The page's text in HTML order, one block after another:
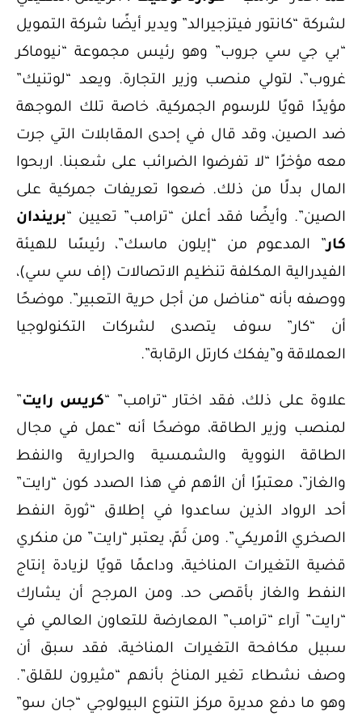
لشركة “كانتور فيتزجيرالد” ويدير أيضًا شركة التمويل
“بي جي سي جروب” وهو رئيس مجموعة “نيوماكر
غروب”، لتولي منصب وزير التجارة. ويعد “لوتنيك”
مؤيدًا قويًا للرسوم الجمركية، خاصة تلك الموجهة
ضد الصين، وقد قال في إحدى المقابلات التي جرت
معه مؤخرًا “لا تفرضوا الضرائب على شعبنا. اربحوا
المال بدلًا من ذلك. ضعوا تعريفات جمركية على
الصين”. وأيضًا فقد أعلن “ترامب” تعيين “ بريندان
كار” المدعوم من “إيلون ماسك”، رئيسًا للهيئة
الفيدرالية المكلفة تنظيم الاتصالات (إف سي سي)،
ووصفه بأنه “مناضل من أجل حرية التعبير”. موضحًا
أن “كار” سوف يتصدى لشركات التكنولوجيا
العملاقة و”يفكك كارتل الرقابة”.
علاوة على ذلك، فقد اختار “ترامب” “ كريس رايت”
لمنصب وزير الطاقة، موضحًا أنه “عمل في مجال
الطاقة النووية والشمسية والحرارية والنفط
والغاز”، معتبرًا أن الأهم في هذا الصدد كون “رايت”
أحد الرواد الذين ساعدوا في إطلاق “ثورة النفط
الصخري الأمريكي”. ومن ثَمّ، يعتبر “رايت” من منكري
قضية التغيرات المناخية، وداعمًا قويًا لزيادة إنتاج
النفط والغاز بأقصى حد. ومن المرجح أن يشارك
“رايت” آراء “ترامب” المعارضة للتعاون العالمي في
سبيل مكافحة التغيرات المناخية، فقد سبق أن
وصف نشطاء تغير المناخ بأنهم “مثيرون للقلق”.
وهو ما دفع مديرة مركز التنوع البيولوجي “جان سو”